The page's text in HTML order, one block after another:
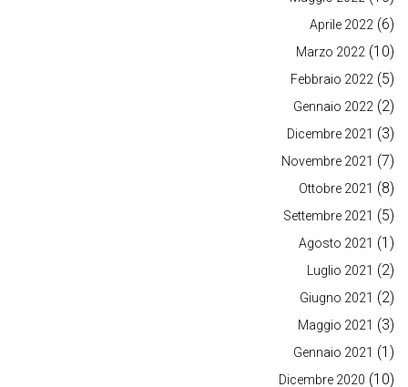
Aprile 2022 (6)
Marzo 2022 (10)
Febbraio 2022 (5)
Gennaio 2022 (2)
Dicembre 2021 (3)
Novembre 2021 (7)
Ottobre 2021 (8)
Settembre 2021 (5)
Agosto 2021 (1)
Luglio 2021 (2)
Giugno 2021 (2)
Maggio 2021 (3)
Gennaio 2021 (1)
Dicembre 2020 (10)